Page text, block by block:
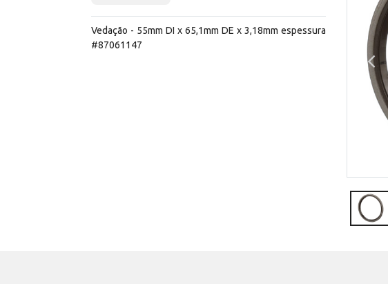
Vedação - 55mm DI x 65,1mm DE x 3,18mm espessura
#87061147